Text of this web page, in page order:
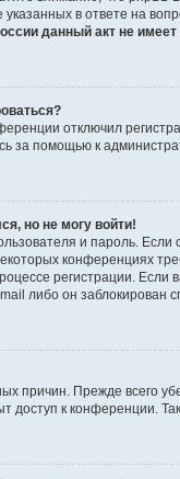
в ответе на
данный акт не
отключил
за помощью к
но не могу войти!
и пароль.
конференциях
регистрации.
либо он заблокирован
причин. Прежде всего
доступ к конференции.